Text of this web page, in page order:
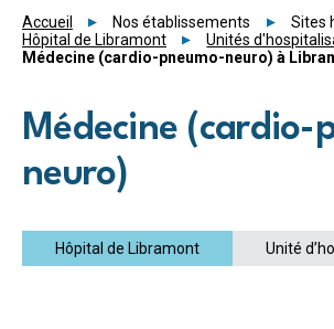
Accueil Nos établissements
Sites
Hôpital de Libramont
Unités
Médecine (cardio-pneumo-neuro) à
Médecine (cardio-
neuro)
Hôpital de Libramont Unité